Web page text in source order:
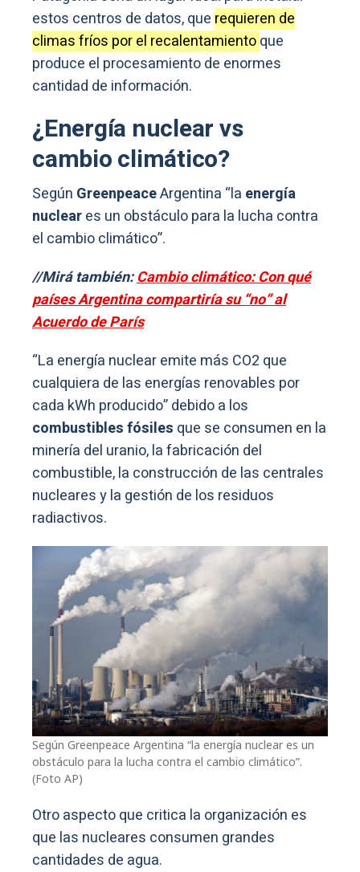
estos centros de datos, que requieren de
climas fríos por el recalentamientoque
produce el procesamiento de enormes
cantidad de información.
¿Energía nuclear vs
cambio climático?
Según GreenpeaceArgentina “la energía
nucleares un obstáculo para la lucha contra
el cambio climático”.
//Mirá también:Cambio climático: Con qué
países Argentina compartiría su “no” al
Acuerdo de París
“La energía nuclear emite más CO2 que
cualquiera de las energías renovables por
cada kWh producido” debido a los
combustibles fósiles que se consumen en la
minería del uranio, la fabricación del
combustible, la construcción de las centrales
nucleares y la gestión de los residuos
radiactivos.
Según Greenpeace Argentina “la energía nuclear es un
obstáculo para la lucha contra el cambio climático”.
(Foto AP)
Otro aspecto que critica la organización es
que las nucleares consumen grandes
cantidades de agua.